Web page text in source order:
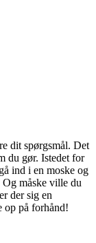
dit spørgsmål. Det
du gør. Istedet for
ind i en moske og
måske ville du
der sig en
op på forhånd!